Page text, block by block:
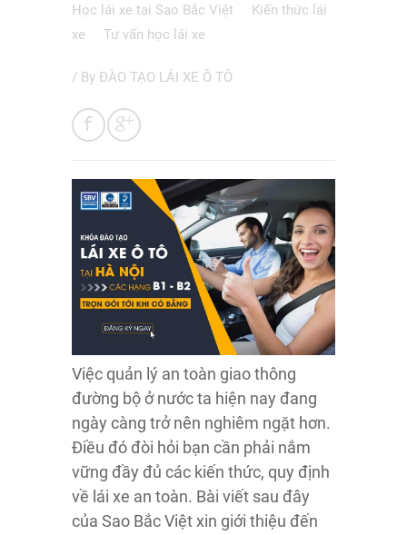
Học lái xe tại Sao Bắc Việt
Kiến thức lái
xe
Tư vấn học lái xe
/ By ĐÀO TẠO LÁI XE Ô TÔ
Việc quản lý an toàn giao thông
đường bộ ở nước ta hiện nay đang
ngày càng trở nên nghiêm ngặt hơn.
Điều đó đòi hỏi bạn cần phải nắm
vững đầy đủ các kiến thức, quy định
về lái xe an toàn. Bài viết sau đây
của Sao Bắc Việt xin giới thiệu đến